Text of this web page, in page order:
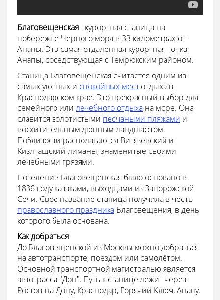
Благовещенская- курортная станица на
побережье Чёрного моря в 33 километрах от
Анапы. Это самая отдалённая курортная точка
Анапы, соседствующая с Темрюкским районом.
Станица Благовещенская считается одним из
самых уютных и спокойных мест отдыха в
Краснодарском крае. Это прекрасный выбор для
семейного или лечебного отдыха на море. Она
славится золотистыми песчаными пляжами и
восхитительным дюнным ландшафтом.
Поблизости располагаются Витязевский и
Кизлташский лиманы, знаменитые своими
лечебными грязями.
Поселение Благовещенская было основано в
1836 году казаками, выходцами из Запорожской
Сечи. Свое название станица получила в честь
православного праздника Благовещения, в день
которого была основана.
Как добраться
До Благовещенской из Москвы можно добраться
на автотранспорте, поездом или самолётом.
Основной транспортной магистралью является
автотрасса "Дон". Путь к станице лежит через
Ростов-на-Дону, Краснодар, Горячий Ключ, Анапу.